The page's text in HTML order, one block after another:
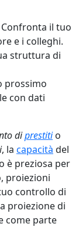
Confronta il tuo
e i colleghi.
struttura di
prossimo
con dati
diprestitio
, la capacità del
è preziosa per
proiezioni
controllo di
proiezione di
come parte